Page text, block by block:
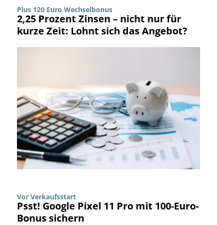
Plus 120 Euro Wechselbonus
2,25 Prozent Zinsen – nicht nur für
kurze Zeit: Lohnt sich das Angebot?
Vor Verkaufsstart
Psst! Google Pixel 11 Pro mit 100-Euro-
Bonus sichern